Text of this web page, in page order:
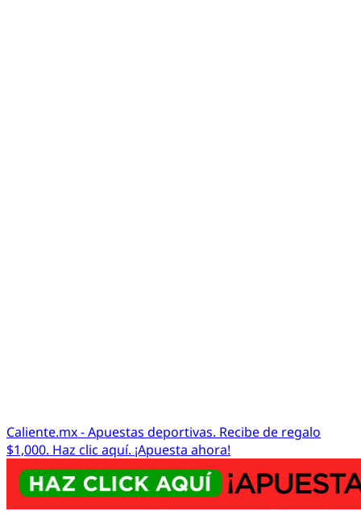
Caliente.mx - Apuestas deportivas. Recibe de regalo
$1,000. Haz clic aquí. ¡Apuesta ahora!